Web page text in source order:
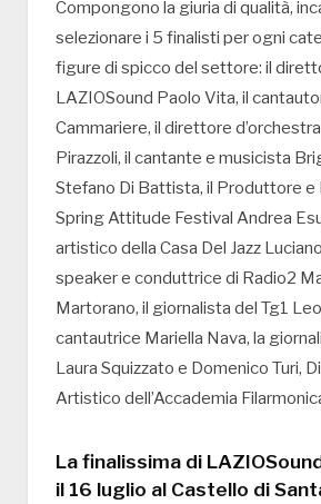
Compongono la giuria di qualità,
selezionare i 5 finalisti per ogni
figure di spicco del settore: il
LAZIOSound Paolo Vita, il
Cammariere, il direttore
Pirazzoli, il cantante e musicista
Stefano Di Battista, il Produttore e
Spring Attitude Festival Andrea
artistico della Casa Del Jazz
speaker e conduttrice di Radio2
Martorano, il giornalista del Tg1
cantautrice Mariella Nava, la
Laura Squizzato e Domenico Turi,
Artistico dell’Accademia
La finalissima di
il 16 luglio al Castello di